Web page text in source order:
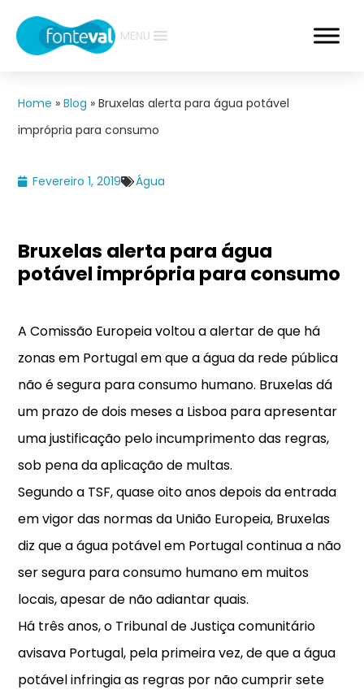
MENU
Home »Blog »Bruxelas alerta para água potável
imprópria para consumo
Fevereiro 1, 2019 Água
Bruxelas alerta para água
potável imprópria para consumo
A Comissão Europeia voltou a alertar de que há
zonas em Portugal em que a água da rede pública
não é segura para consumo humano. Bruxelas dá
um prazo de dois meses a Lisboa para apresentar
uma justificação pelo incumprimento das regras,
sob pena da aplicação de multas.
Segundo a TSF, quase oito anos depois da entrada
em vigor das normas da União Europeia, Bruxelas
diz que a água potável em Portugal continua a não
ser segura para consumo humano em muitos
locais, apesar de não adiantar quais.
Há três anos, o Tribunal de Justiça comunitário
avisava Portugal, pela primeira vez, de que a água
potável infringia as regras por não cumprir sete